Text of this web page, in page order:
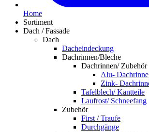
Home
Sortiment
Dach / Fassade
Dach
Dacheindeckung
Dachrinnen/Bleche
Dachrinnen/ Zubehör
Alu- Dachrinne
Zink-
Tafelblech/ Kantteile
Laufrost/ Schneefang
Zubehör
First / Traufe
Durchgänge